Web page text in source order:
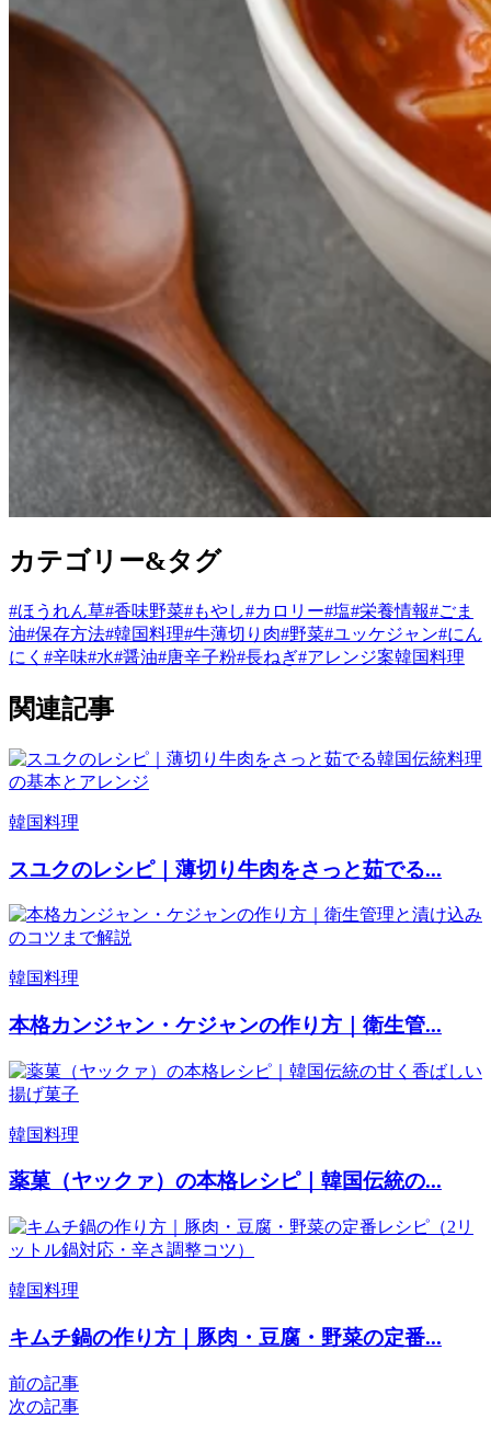
カテゴリー&タグ
#ほうれん草#香味野菜#もやし#カロリー#塩#栄養情報#ごま
油#保存方法#韓国料理#牛薄切り肉#野菜#ユッケジャン#にん
にく #辛味#水#醤油#唐辛子粉#長ねぎ#アレンジ案韓国料理
関連記事
韓国料理
スユクのレシピ｜薄切り牛肉をさっと茹でる...
韓国料理
本格カンジャン・ケジャンの作り方｜衛生管...
韓国料理
薬菓（ヤックァ）の本格レシピ｜韓国伝統の...
韓国料理
キムチ鍋の作り方｜豚肉・豆腐・野菜の定番...
前の記事
次の記事